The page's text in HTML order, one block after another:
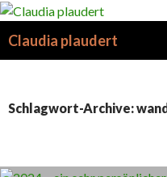
Claudia plaudert
Schlagwort-Archive: